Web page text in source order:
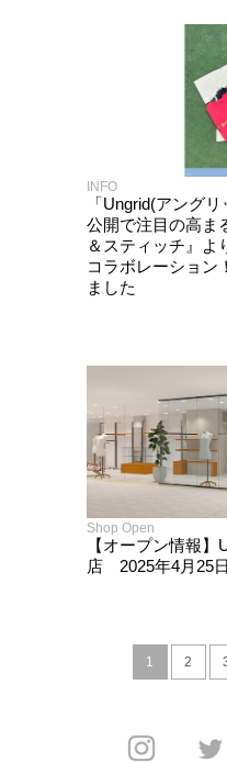
INFO
「Ungrid(アング
公開で注目の高ま
＆スティッチ』よ
コラボレーション
ました
Shop Open
【オープン情報
店 2025年4月25
1 2